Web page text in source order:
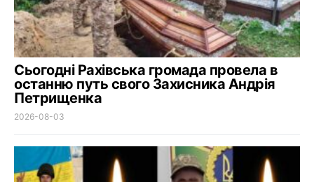
Сьогодні Рахівська громада провела в
останню путь свого Захисника Андрія
Петрищенка
2026-08-03